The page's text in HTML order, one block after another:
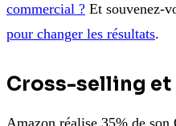
commercial ? Et souvenez-
pour changer les résultats.
Cross-selling
Amazon réalise 35% de